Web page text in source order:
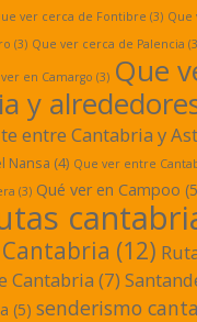
ver cerca de Fontibre (3) Que
(3) Que ver cerca de Palencia
en Camargo (3) Que
y
entre Cantabria y
Nansa (4) Que ver entre
(3) Qué ver en Campoo
(12)
Cantabria (7)
(5) senderismo